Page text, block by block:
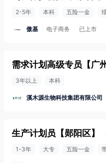
2-5年 本科 五险一金
傲基 电子商务 已上市
需求计划高级专员 【广
3年以上 本科
溪木源生物科技集团有限公司
生产计划员 【郧阳区】
1-3年 大专 五险一金